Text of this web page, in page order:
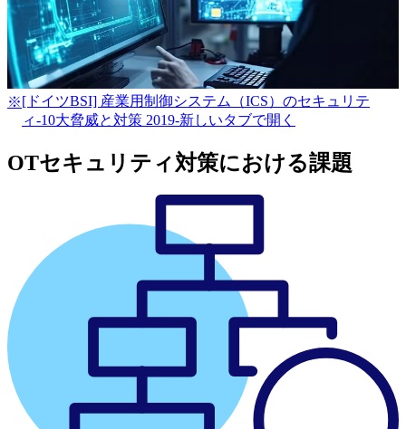
※[ドイツBSI] 産業用制御システム（ICS）のセキュリテ
ィ-10大脅威と対策 2019-新しいタブで開く
OTセキュリティ対策における課題